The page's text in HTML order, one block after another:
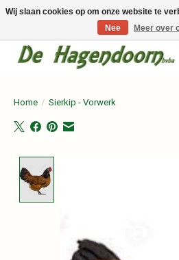
Persoonlijk advies en betrouwbare voeding
Home / Sierkip - Vorwerk
Wij slaan cookies op om onze website te
Nee
Meer over